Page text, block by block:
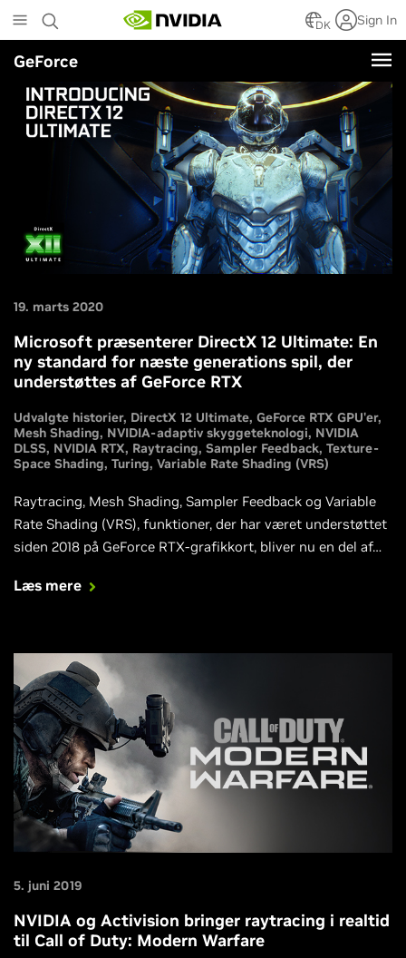
to
main
content
DK Sign In
GeForce
19. marts 2020
Microsoft præsenterer DirectX 12 Ultimate: En
ny standard for næste generations spil, der
understøttes af GeForce RTX
Udvalgte historier DirectX 12 Ultimate GeForce RTX GPU'er
Mesh Shading NVIDIA-adaptiv skyggeteknologi NVIDIA
DLSS NVIDIA RTX Raytracing Sampler Feedback Texture-
Space Shading Turing Variable Rate Shading (VRS)
Raytracing, Mesh Shading, Sampler Feedback og Variable
Rate Shading (VRS), funktioner, der har været understøttet
siden 2018 på GeForce RTX-grafikkort, bliver nu en del af
næste generations pc-spil.
Læs mere
5. juni 2019
NVIDIA og Activision bringer raytracing i realtid
til Call of Duty: Modern Warfare